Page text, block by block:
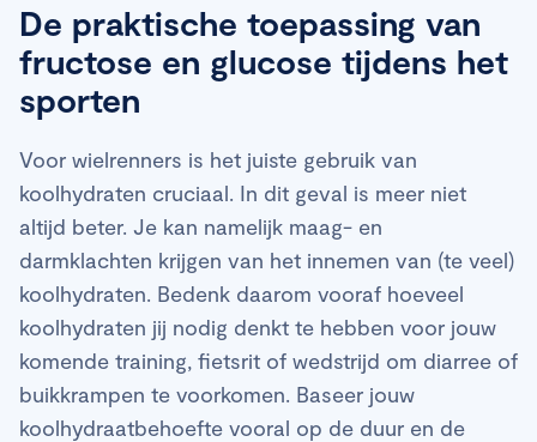
De praktische toepassing van
fructose en glucose tijdens het
sporten
Voor wielrenners is het juiste gebruik van
koolhydraten cruciaal. In dit geval is meer niet
altijd beter. Je kan namelijk maag- en
darmklachten krijgen van het innemen van (te veel)
koolhydraten. Bedenk daarom vooraf hoeveel
koolhydraten jij nodig denkt te hebben voor jouw
komende training, fietsrit of wedstrijd om diarree of
buikkrampen te voorkomen. Baseer jouw
koolhydraatbehoefte vooral op de duur en de